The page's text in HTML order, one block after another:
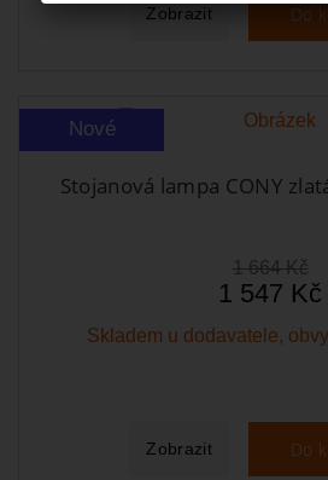
Zobrazit Do
Nové
Stojanová lampa CONY
1 664 Kč
1 547 Kč
Skladem u dodavatele,
Zobrazit Do